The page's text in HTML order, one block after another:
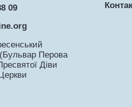
09
Перова
Діви